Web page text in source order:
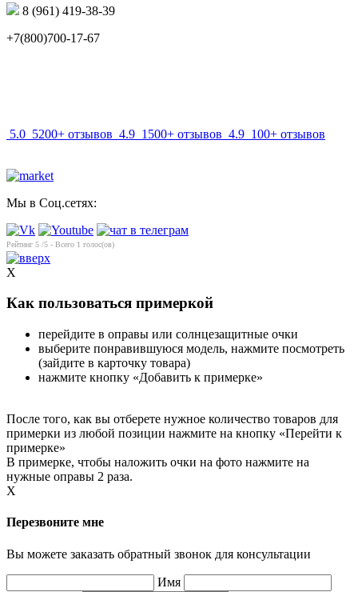
8 (961) 419-38-39
+7(800)700-17-67
5.0 5200+ отзывов 4.9 1500+ отзывов 4.9 100+ отзывов
Мы в Соц.сетях:
Рейтинг 5 /5 - Всего 1 голос(ов)
X
Как пользоваться примеркой
перейдите в оправы или солнцезащитные очки
выберите понравившуюся модель, нажмите посмотреть
(зайдите в карточку товара)
нажмите кнопку «Добавить к примерке»
После того, как вы отберете нужное количество товаров для
примерки из любой позиции нажмите на кнопку «Перейти к
примерке»
В примерке, чтобы наложить очки на фото нажмите на
нужные оправы 2 раза.
X
Перезвоните мне
Вы можете заказать обратный звонок для консультации
Имя